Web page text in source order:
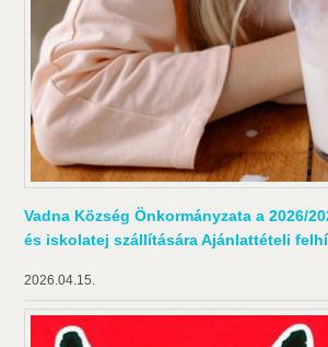
Vadna Község Önkormányzata a 2026/
és iskolatej szállítására Ajánlattételi
2026.04.15.